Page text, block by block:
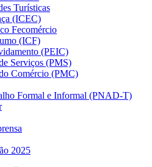
Turísticas
(ICEC)
Fecomércio
(ICF)
(PEIC)
Serviços (PMS)
Comércio (PMC)
Formal e Informal (PNAD-T)
2025